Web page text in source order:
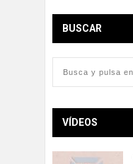
BUSCAR
VÍDEOS